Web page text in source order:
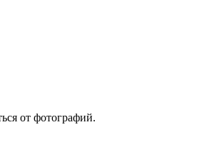
от фотографий.